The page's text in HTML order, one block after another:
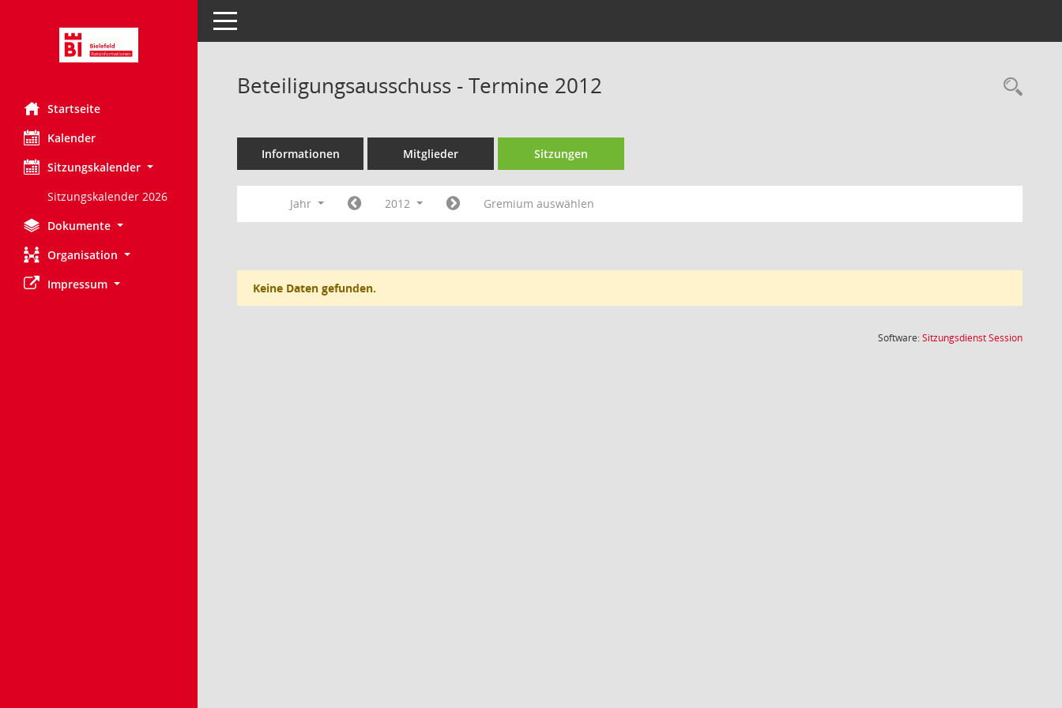
Startseite
Kalender
Sitzungskalender
Sitzungskalender 2026
Dokumente
Organisation
Impressum
Toggle navigation
Beteiligungsausschuss - Termine 2012
Informationen Mitglieder Sitzungen
Jahr 2012 Gremium auswählen
Keine Daten gefunden.
Software:SitzungsdienstSession(Wird in